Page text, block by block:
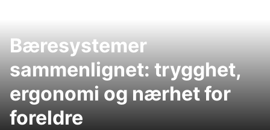
Bæresystemer
sammenlignet: trygghet,
ergonomi og nærhet for
foreldre